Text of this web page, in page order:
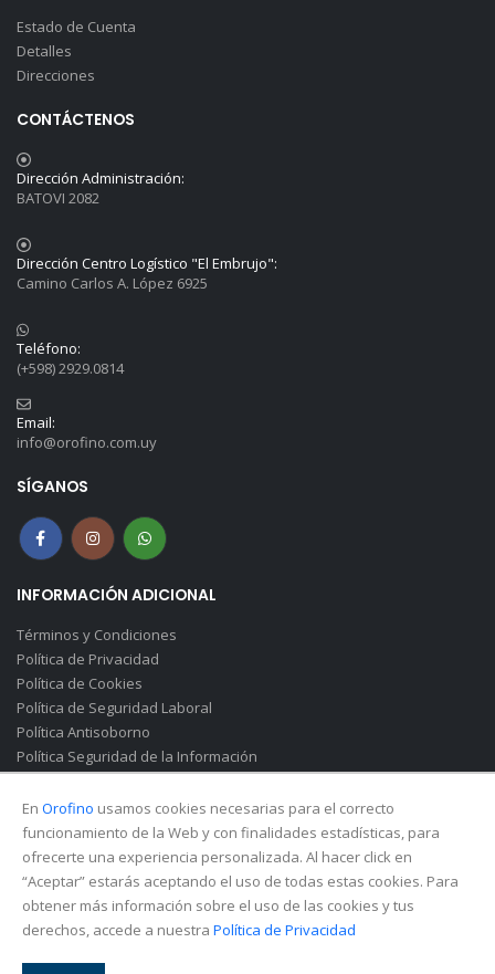
Estado de Cuenta
Detalles
Direcciones
CONTÁCTENOS
Dirección Administración:
BATOVI 2082
Dirección Centro Logístico "El Embrujo":
Camino Carlos A. López 6925
Teléfono:
(+598) 2929.0814
Email:
info@orofino.com.uy
SÍGANOS
INFORMACIÓN ADICIONAL
Términos y Condiciones
Política de Privacidad
Política de Cookies
Política de Seguridad Laboral
Política Antisoborno
Política Seguridad de la Información
Canal de Denuncias(Soborno)
En Orofino usamos cookies necesarias para el correcto
funcionamiento de la Web y con finalidades estadísticas, para
ofrecerte una experiencia personalizada. Al hacer click en
“Aceptar” estarás aceptando el uso de todas estas cookies. Para
obtener más información sobre el uso de las cookies y tus
derechos, accede a nuestra Política de Privacidad